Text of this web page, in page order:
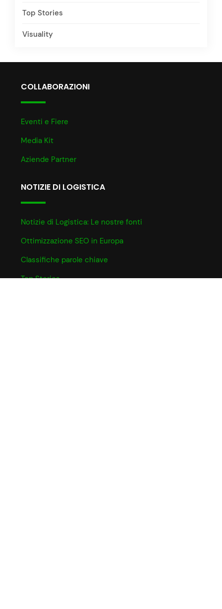
Top Stories
Visuality
COLLABORAZIONI
Eventi e Fiere
Media Kit
Aziende Partner
NOTIZIE DI LOGISTICA
Notizie di Logistica: Le nostre fonti
Ottimizzazione SEO in Europa
Classifiche parole chiave
Top Stories